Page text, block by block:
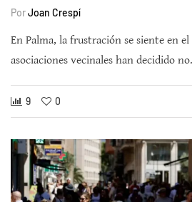
PorJoan Crespí
En Palma, la frustración se siente en
asociaciones vecinales han decidido
9 0